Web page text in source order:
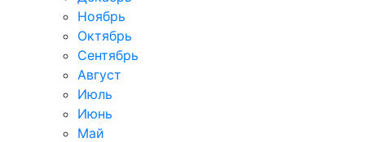
Ноябрь
Октябрь
Сентябрь
Август
Июль
Июнь
Май